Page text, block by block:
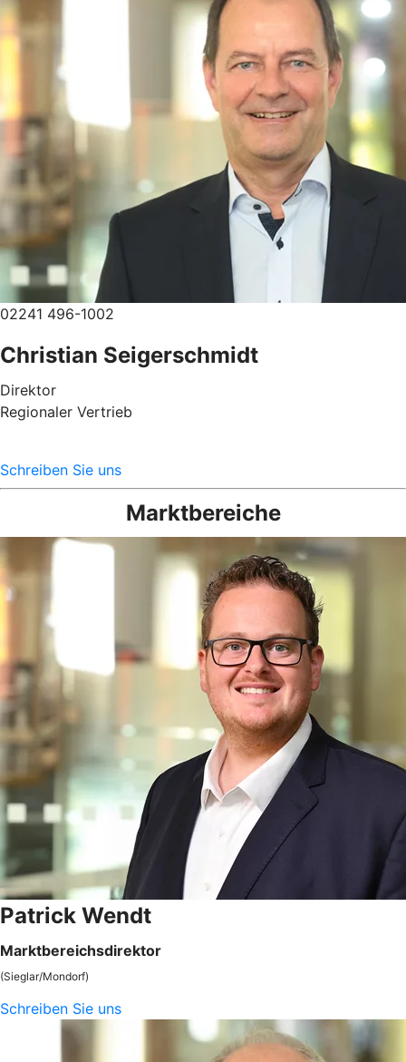
02241 496-1002
Christian Seigerschmidt
Direktor
Regionaler Vertrieb
Schreiben Sie uns
Marktbereiche
Patrick Wendt
Marktbereichsdirektor
(Sieglar/Mondorf)
Schreiben Sie uns